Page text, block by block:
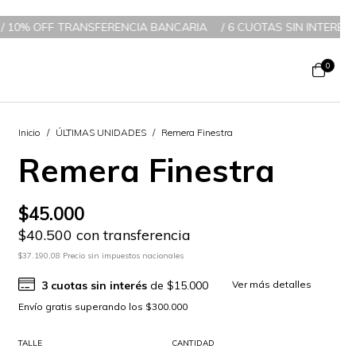
/6 CUOTAS SIN INTERÉS A PARTIR DE $200.000 / 3
0
Inicio / ÚLTIMAS UNIDADES / Remera Finestra
Remera Finestra
$45.000
$40.500 con transferencia
$37.190,08 Precio sin impuestos nacionales
3 cuotas sin interés de$15.000 Ver más detalles
TALLE CANTIDAD